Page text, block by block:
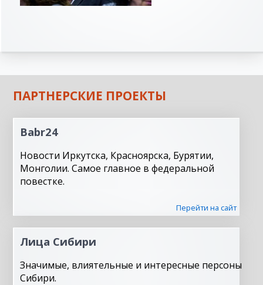
ПАРТНЕРСКИЕ ПРОЕКТЫ
Babr24
Новости Иркутска, Красноярска, Бурятии,
Монголии. Самое главное в федеральной
повестке.
Перейти на сайт
Лица Сибири
Значимые, влиятельные и интересные персоны
Сибири.